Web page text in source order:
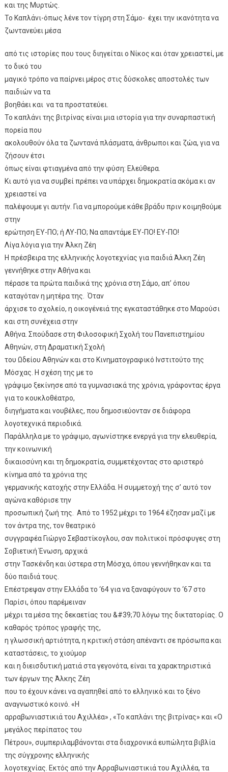
και της Μυρτώς.
Το Καπλάνι-όπως λένε τον τίγρη στη Σάμο- έχει την ικανότητα να
ζωντανεύει μέσα
από τις ιστορίες που τους διηγείται ο Νίκος και όταν χρειαστεί, με
το δικό του
μαγικό τρόπο να παίρνει μέρος στις δύσκολες αποστολές των
παιδιών να τα
βοηθάει και να τα προστατεύει.
Το καπλάνι της βιτρίνας είναι μια ιστορία για την συναρπαστική
πορεία που
ακολουθούν όλα τα ζωντανά πλάσματα, άνθρωποι και ζώα, για να
ζήσουν έτσι
όπως είναι φτιαγμένα από την φύση: Ελεύθερα.
Κι αυτό για να συμβεί πρέπει να υπάρχει δημοκρατία ακόμα κι αν
χρειαστεί να
παλέψουμε γι αυτήν. Για να μπορούμε κάθε βράδυ πριν κοιμηθούμε
στην
ερώτηση ΕΥ-ΠΟ; ή ΛΥ-ΠΟ; Να απαντάμε ΕΥ-ΠΟ! ΕΥ-ΠΟ!
Λίγα λόγια για την Άλκη Ζέη
Η πρέσβειρα της ελληνικής λογοτεχνίας για παιδιά Άλκη Ζέη
γεννήθηκε στην Αθήνα και
πέρασε τα πρώτα παιδικά της χρόνια στη Σάμο, απ’ όπου
καταγόταν η μητέρα της. Όταν
άρχισε το σχολείο, η οικογένειά της εγκαταστάθηκε στο Μαρούσι
και στη συνέχεια στην
Αθήνα. Σπούδασε στη Φιλοσοφική Σχολή του Πανεπιστημίου
Αθηνών, στη Δραματική Σχολή
του Ωδείου Αθηνών και στο Κινηματογραφικό Ινστιτούτο της
Μόσχας. Η σχέση της με το
γράψιμο ξεκίνησε από τα γυμνασιακά της χρόνια, γράφοντας έργα
για το κουκλοθέατρο,
διηγήματα και νουβέλες, που δημοσιεύονταν σε διάφορα
λογοτεχνικά περιοδικά.
Παράλληλα με το γράψιμο, αγωνίστηκε ενεργά για την ελευθερία,
την κοινωνική
δικαιοσύνη και τη δημοκρατία, συμμετέχοντας στο αριστερό
κίνημα από τα χρόνια της
γερμανικής κατοχής στην Ελλάδα. Η συμμετοχή της σ’ αυτό τον
αγώνα καθόρισε την
προσωπική ζωή της. Από το 1952 μέχρι το 1964 έζησαν μαζί με
τον άντρα της, τον θεατρικό
συγγραφέα Γιώργο Σεβαστίκογλου, σαν πολιτικοί πρόσφυγες στη
Σοβιετική Ένωση, αρχικά
στην Τασκένδη και ύστερα στη Μόσχα, όπου γεννήθηκαν και τα
δύο παιδιά τους.
Επέστρεψαν στην Ελλάδα το ‘64 για να ξαναφύγουν το ‘67 στο
Παρίσι, όπου παρέμειναν
μέχρι τα μέσα της δεκαετίας του &#39;70 λόγω της δικτατορίας. Ο
καθαρός τρόπος γραφής της,
η γλωσσική αρτιότητα, η κριτική στάση απέναντι σε πρόσωπα και
καταστάσεις, το χιούμορ
και η διεισδυτική ματιά στα γεγονότα, είναι τα χαρακτηριστικά
των έργων της Άλκης Ζέη
που το έχουν κάνει να αγαπηθεί από το ελληνικό και το ξένο
αναγνωστικό κοινό. «Η
αρραβωνιαστικιά του Αχιλλέα» , «Το καπλάνι της βιτρίνας» και «Ο
μεγάλος περίπατος του
Πέτρου», συμπεριλαμβάνονται στα διαχρονικά ευπώλητα βιβλία
της σύγχρονης ελληνικής
λογοτεχνίας. Εκτός από την Αρραβωνιαστικιά του Αχιλλέα, τα